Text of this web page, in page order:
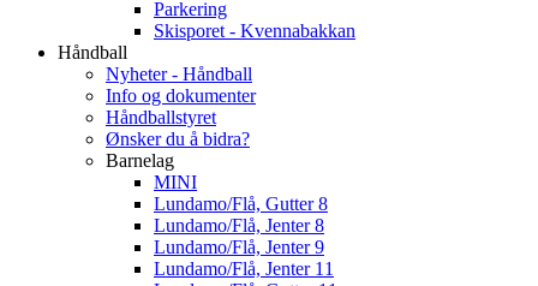
Parkering
Skisporet - Kvennabakkan
Håndball
Nyheter - Håndball
Info og dokumenter
Håndballstyret
Ønsker du å bidra?
Barnelag
MINI
Lundamo/Flå, Gutter 8
Lundamo/Flå, Jenter 8
Lundamo/Flå, Jenter 9
Lundamo/Flå, Jenter 11